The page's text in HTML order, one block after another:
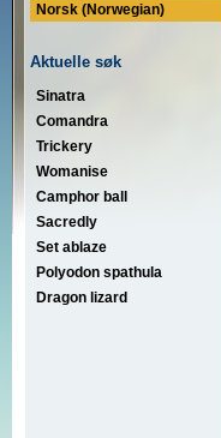
Norsk (Norwegian)
Aktuelle søk
Sinatra
Comandra
Trickery
Womanise
Camphor ball
Sacredly
Set ablaze
Polyodon spathula
Dragon lizard